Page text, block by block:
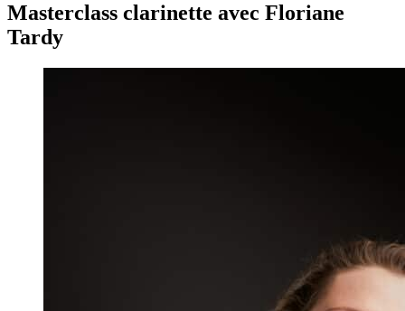
Masterclass clarinette avec Floriane
Tardy